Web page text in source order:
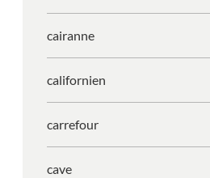
cairanne
californien
carrefour
cave